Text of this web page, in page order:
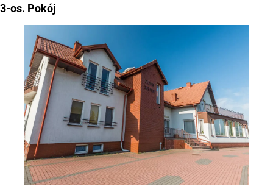
3-os. Pokój